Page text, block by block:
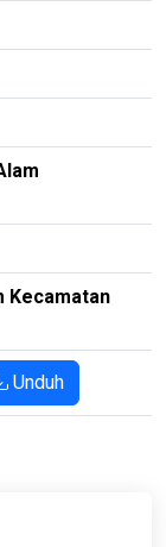
Kecamatan
Unduh